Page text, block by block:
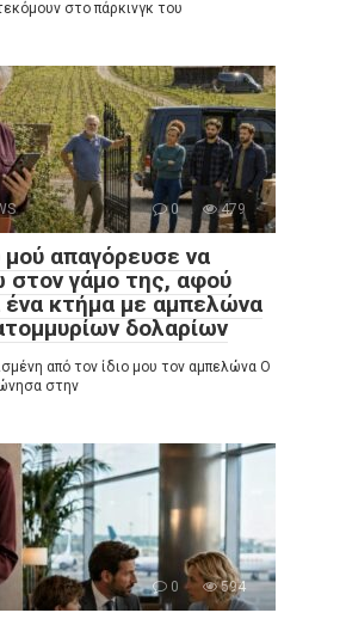
στο πάρκινγκ του
0 479
απαγόρευσε να
γάμο της, αφού
ένα κτήμα με αμπελώνα
δολαρίων
από τον ίδιο μου τον αμπελώνα Ο
στην
0 594